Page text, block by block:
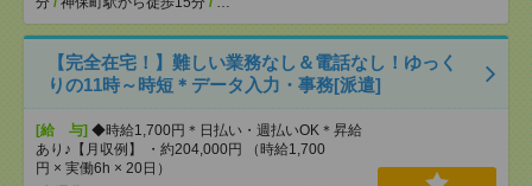
【完全在宅！】難しい業務なし＆電話なし！ゆっく
りの11時～時短＊データ入力・事務[派遣]
[給 与] ◆時給1,700円＊日払い・週払いOK＊昇給
あり♪【月収例】 ・約204,000円 （時給1,700
円 × 実働6h × 20日）